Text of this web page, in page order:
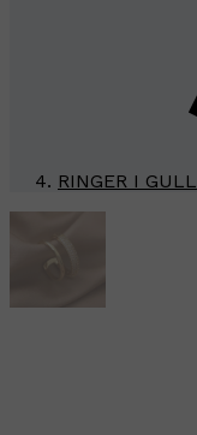
RINGER I GULL